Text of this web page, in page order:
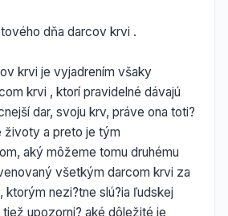
dňa darcov krvi .
krvi je vyjadrením všaky
krvi , ktorí pravidelné dávajú
dar, svoju krv, práve ona toti?
životy a preto je tým
aký môžeme tomu druhému
všetkým darcom krvi za
ktorým nezi?tne slú?ia ľudskej
upozorni? aké dôležité je